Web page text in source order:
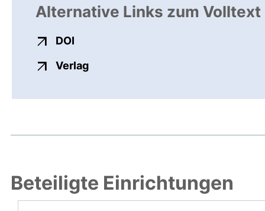
Alternative Links zum Volltext
DOI
Verlagexterner Link, öffnet neues
Beteiligte Einrichtungen